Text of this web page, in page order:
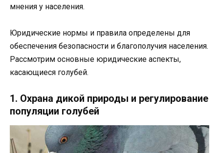
мнения у населения.
Юридические нормы и правила определены для
обеспечения безопасности и благополучия населения.
Рассмотрим основные юридические аспекты,
касающиеся голубей.
1. Охрана дикой природы и регулирование
популяции голубей